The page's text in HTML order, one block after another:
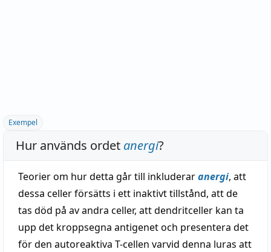
Exempel
Hur används ordet anergi?
Teorier om hur detta går till inkluderaranergi, att
dessa celler försätts i ett inaktivt tillstånd, att de
tas död på av andra celler, att dendritceller kan ta
upp det kroppsegna antigenet och presentera det
för den autoreaktiva T-cellen varvid denna luras att